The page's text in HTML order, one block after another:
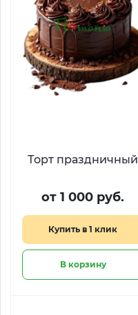
Торт праздничный
от 1 000 руб.
Купить в 1 клик
В корзину